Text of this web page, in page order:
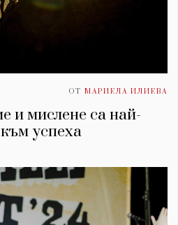
ОТ МАРИЕЛА ИЛИЕВА
и мислене са най-
успеха